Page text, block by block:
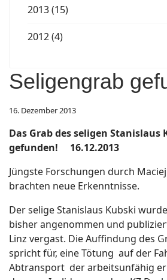
2013 (15)
2012 (4)
Seligengrab
16. Dezember 2013
Das Grab des seligen Stanislaus
gefunden! 16.12.2013
Jüngste Forschungen durch
brachten neue Erkenntnisse.
Der selige Stanislaus Kubski
bisher angenommen und
Linz vergast. Die Auffindung des
spricht für, eine Tötung auf der
Abtransport der arbeitsunfähig